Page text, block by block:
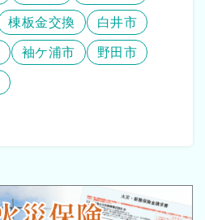
棟板金交換 白井市
袖ケ浦市 野田市